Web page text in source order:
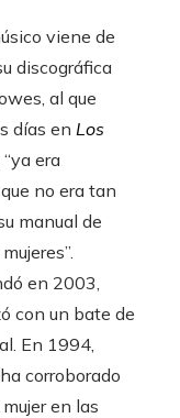
viene de
discográfica
al que
días en Los
era
no era tan
manual de
en 2003,
con un bate de
En 1994,
corroborado
en las